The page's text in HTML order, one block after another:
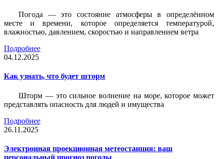
Погода — это состояние атмосферы в определённом
месте и времени, которое определяется температурой,
влажностью, давлением, скоростью и направлением ветра
Подробнее
04.12.2025
Как узнать, что будет шторм
Шторм — это сильное волнение на море, которое может
представлять опасность для людей и имущества
Подробнее
26.11.2025
Электронная проекционная метеостанция: ваш
персональный прогноз погоды